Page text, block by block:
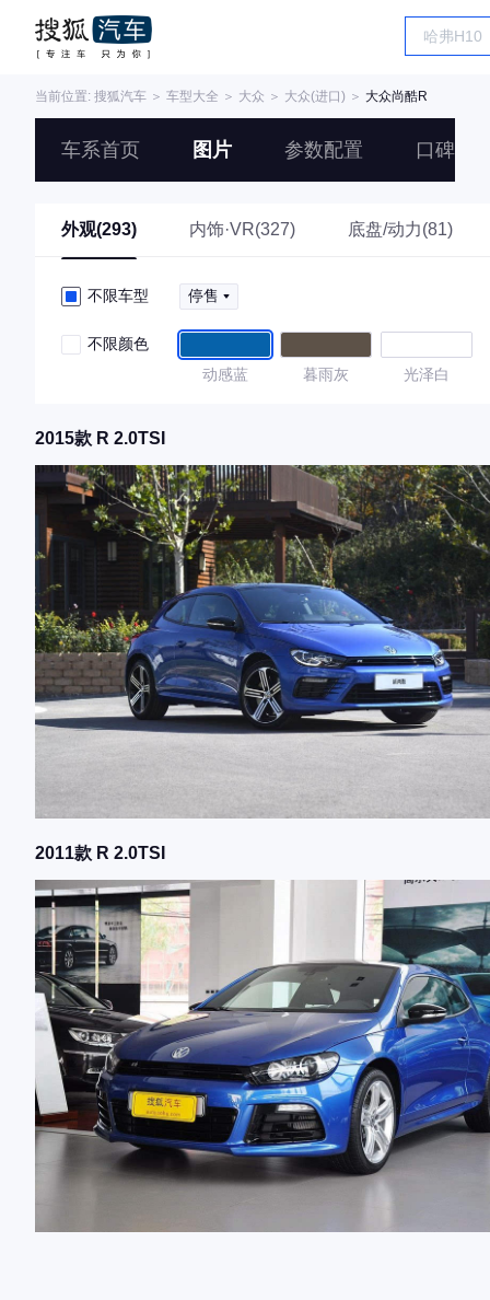
当前位置: 搜狐汽车 ＞ 车型大全 ＞ 大众 ＞ 大众(进口) ＞ 大众尚酷R
车系首页 图片 参数配置 口碑
外观(293) 内饰·VR(327) 底盘/动力(81)
不限车型 停售
不限颜色
动感蓝
暮雨灰 光泽白
2015款 R 2.0TSI
2011款 R 2.0TSI